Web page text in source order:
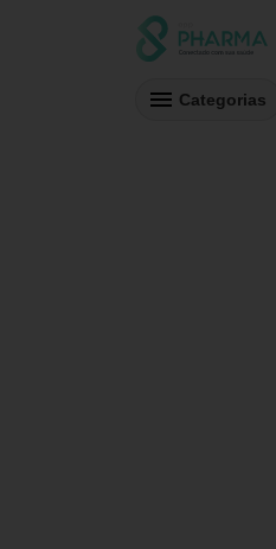
Categorias